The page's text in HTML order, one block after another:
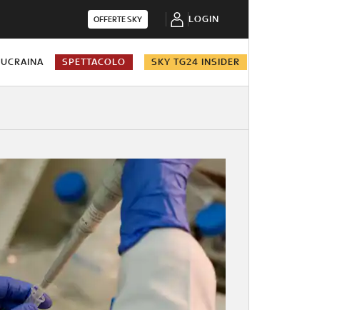
OFFERTE SKY LOGIN
UCRAINA SPETTACOLO SKY TG24 INSIDER